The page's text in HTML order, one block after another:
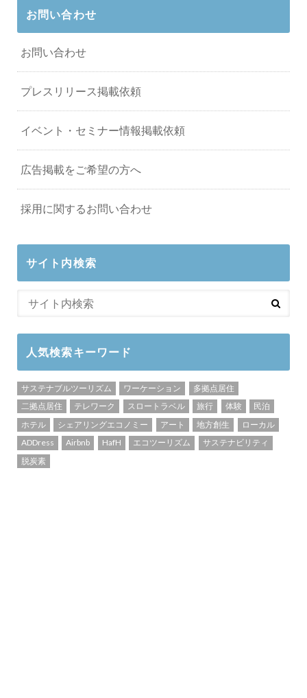
お問い合わせ
お問い合わせ
プレスリリース掲載依頼
イベント・セミナー情報掲載依頼
広告掲載をご希望の方へ
採用に関するお問い合わせ
サイト内検索
人気検索キーワード
サステナブルツーリズム ワーケーション
多拠点居住
二拠点居住
テレワーク スロートラベル 旅行 体験
民泊
ホテル
シェアリングエコノミー アート 地方創生
ローカル
ADDress
Airbnb HafH エコツーリズム
サステナビリティ
脱炭素